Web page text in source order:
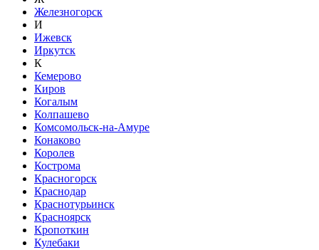
Железногорск
И
Ижевск
Иркутск
К
Кемерово
Киров
Когалым
Колпашево
Комсомольск-на-Амуре
Конаково
Королев
Кострома
Красногорск
Краснодар
Краснотурьинск
Красноярск
Кропоткин
Кулебаки